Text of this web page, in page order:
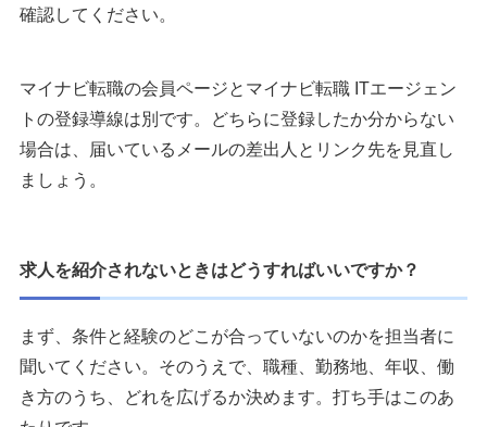
確認してください。
マイナビ転職の会員ページとマイナビ転職 ITエージェン
トの登録導線は別です。どちらに登録したか分からない
場合は、届いているメールの差出人とリンク先を見直し
ましょう。
求人を紹介されないときはどうすればいいですか？
まず、条件と経験のどこが合っていないのかを担当者に
聞いてください。そのうえで、職種、勤務地、年収、働
き方のうち、どれを広げるか決めます。打ち手はこのあ